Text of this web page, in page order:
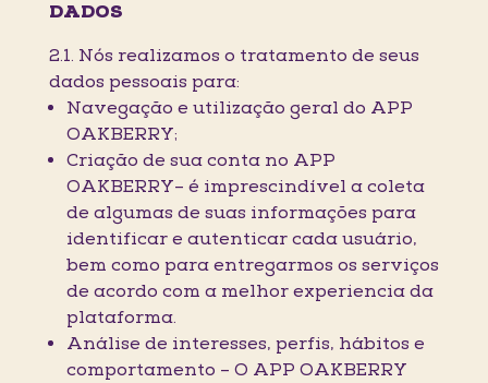
DADOS
2.1. Nós realizamos o tratamento de seus
dados pessoais para:
Navegação e utilização geral do APP
OAKBERRY;
Criação de sua conta no APP
OAKBERRY– é imprescindível a coleta
de algumas de suas informações para
identificar e autenticar cada usuário,
bem como para entregarmos os serviços
de acordo com a melhor experiencia da
plataforma.
Análise de interesses, perfis, hábitos e
comportamento – O APP OAKBERRY